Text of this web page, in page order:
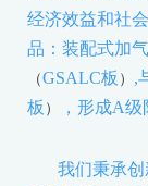
经济效益和社
品：装配式加
（GSALC板 ） ,
板 ） ，形成A级
我们秉承